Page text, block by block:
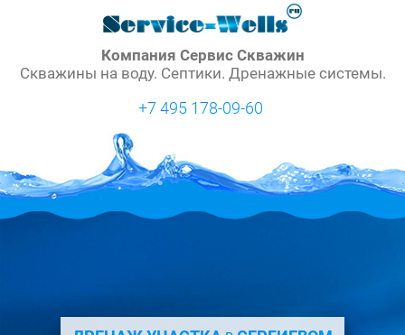
Компания Сервис Скважин
Скважины на воду. Септики. Дренажные системы.
+7 495 178-09-60